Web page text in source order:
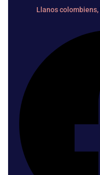
Llanos colombiens,